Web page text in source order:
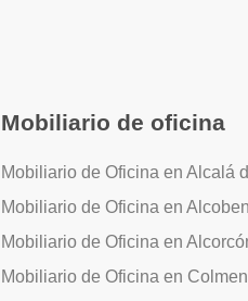
Mobiliario de oficina
Mobiliario de Oficina en Alcalá
Mobiliario de Oficina en
Mobiliario de Oficina en
Mobiliario de Oficina en